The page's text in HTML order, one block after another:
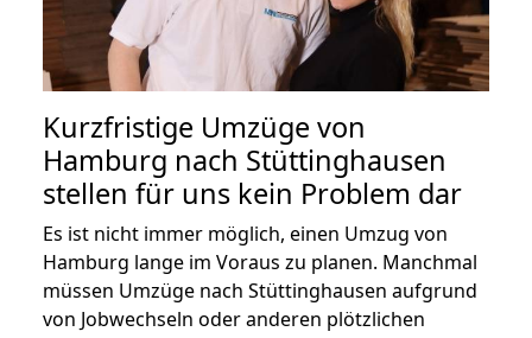
Kurzfristige Umzüge von
Hamburg nach Stüttinghausen
stellen für uns kein Problem dar
Es ist nicht immer möglich, einen Umzug von
Hamburg lange im Voraus zu planen. Manchmal
müssen Umzüge nach Stüttinghausen aufgrund
von Jobwechseln oder anderen plötzlichen